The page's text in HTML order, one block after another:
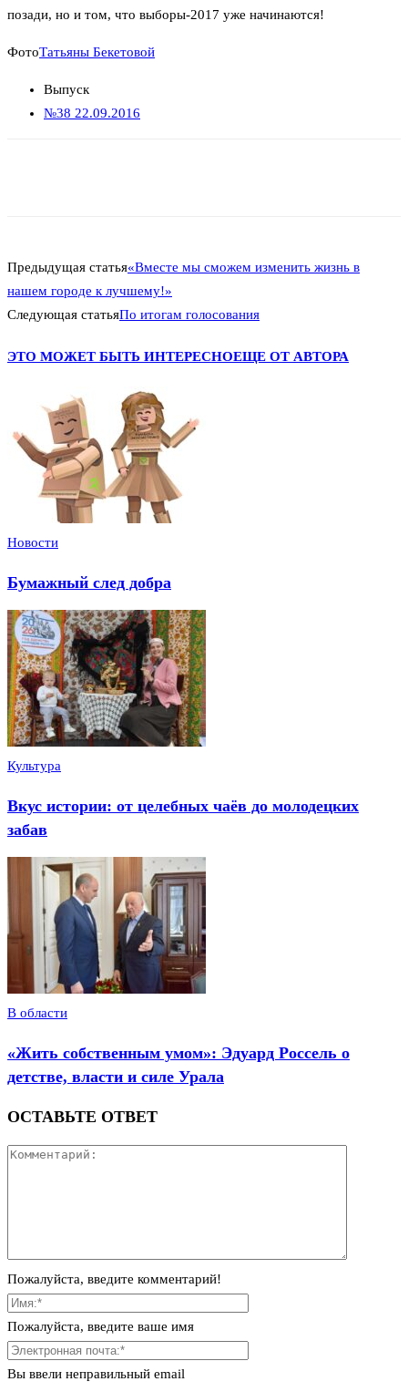
позади, но и том, что выборы-2017 уже начинаются!
ФотоТатьяны Бекетовой
Выпуск
№38 22.09.2016
Предыдущая статья«Вместе мы сможем изменить жизнь в
нашем городе к лучшему!»
Следующая статьяПо итогам голосования
ЭТО МОЖЕТ БЫТЬ ИНТЕРЕСНОЕЩЕ ОТ АВТОРА
Новости
Бумажный след добра
Культура
Вкус истории: от целебных чаёв до молодецких
забав
В области
«Жить собственным умом»: Эдуард Россель о
детстве, власти и силе Урала
ОСТАВЬТЕ ОТВЕТ
Пожалуйста, введите комментарий!
Пожалуйста, введите ваше имя
Вы ввели неправильный email